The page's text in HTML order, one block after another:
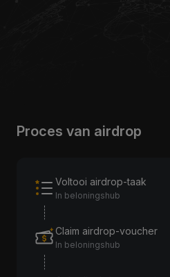
Proces van airdrop
Voltooi airdrop-taak
In beloningshub
Claim airdrop-voucher
In beloningshub